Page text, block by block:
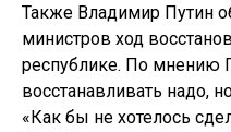
Также Владимир Путин
министров ход
республике. По мнению
восстанавливать надо,
«Как бы не хотелось